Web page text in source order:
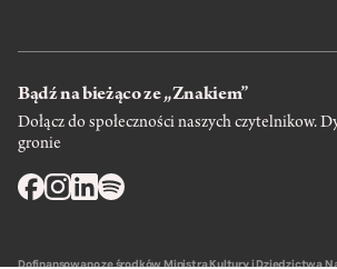
Bądź na bieżąco ze „Znakiem”
Dołącz do społeczności naszych czytelnikow.
gronie
Dofinansowano ze środków Ministra Kultury i Dziedzictwa